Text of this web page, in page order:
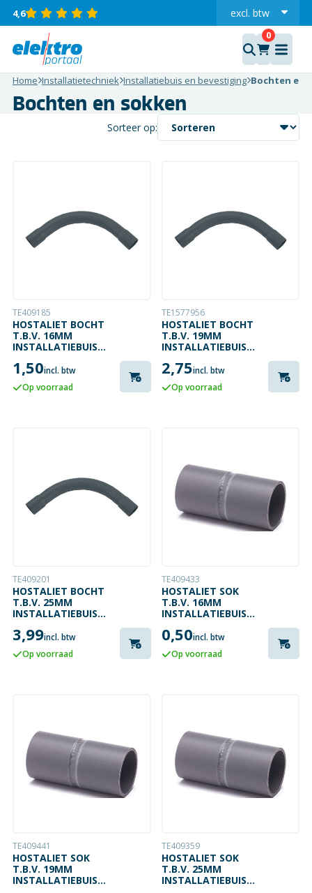
4,6 excl. btw
incl.
Home Installatietechniek Installatiebuis en bevestiging Bochten en
Bochten en sokken
Sorteer op:
TE409185
HOSTALIET BOCHT
T.B.V. 16MM
INSTALLATIEBUIS
1,50incl. btw
Op voorraad
TE1577956
HOSTALIET BOCHT
T.B.V. 19MM
INSTALLATIEBUIS
2,75incl. btw
Op voorraad
TE409201
HOSTALIET BOCHT
T.B.V. 25MM
INSTALLATIEBUIS
3,99incl. btw
Op voorraad
TE409433
HOSTALIET SOK
T.B.V. 16MM
INSTALLATIEBUIS
0,50incl. btw
Op voorraad
TE409441
HOSTALIET SOK
T.B.V. 19MM
INSTALLATIEBUIS
TE409359
HOSTALIET SOK
T.B.V. 25MM
INSTALLATIEBUIS